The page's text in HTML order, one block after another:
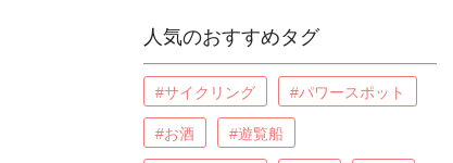
人気のおすすめタグ
#サイクリング #パワースポット
#お酒 #遊覧船